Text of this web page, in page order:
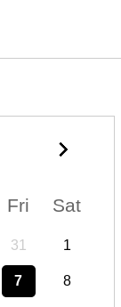
Fri Sat
31 1
7 8